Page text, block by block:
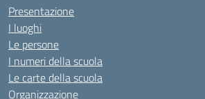
Presentazione
I luoghi
Le persone
I numeri della scuola
Le carte della scuola
Organizzazione